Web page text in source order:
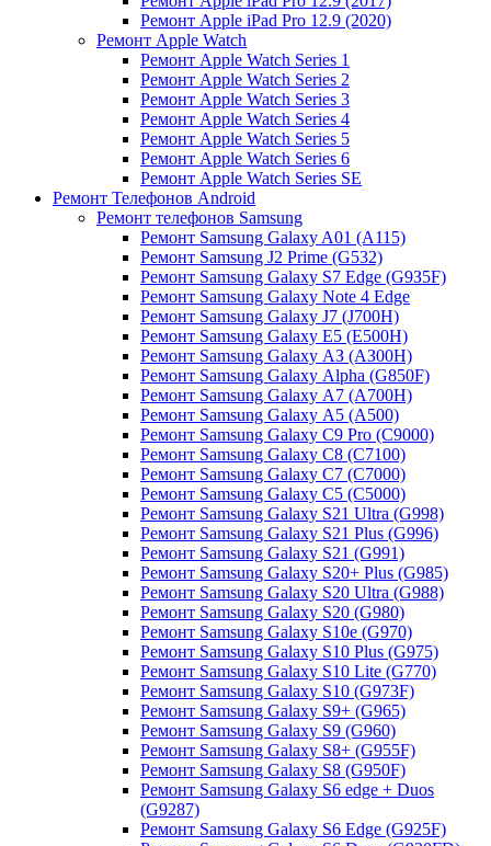
Ремонт Apple iPad Pro 12.9 (2020)
Ремонт Apple Watch
Ремонт Apple Watch Series 1
Ремонт Apple Watch Series 2
Ремонт Apple Watch Series 3
Ремонт Apple Watch Series 4
Ремонт Apple Watch Series 5
Ремонт Apple Watch Series 6
Ремонт Apple Watch Series SE
Ремонт Телефонов Android
Ремонт телефонов Samsung
Ремонт Samsung Galaxy A01 (A115)
Ремонт Samsung J2 Prime (G532)
Ремонт Samsung Galaxу S7 Edge (G9З5F)
Ремонт Samsung Galaxу Note 4 Edge
Ремонт Samsung Galaxу J7 (J700H)
Ремонт Samsung Galaxу E5 (E500H)
Ремонт Samsung Galaxу AЗ (AЗ00H)
Ремонт Samsung Galaxу Alpha (G850F)
Ремонт Samsung Galaxу A7 (A700H)
Ремонт Samsung Galaxу A5 (A500)
Ремонт Samsung Galaxy С9 Pro (C9000)
Ремонт Samsung Galaxy С8 (C7100)
Ремонт Samsung Galaxy С7 (C7000)
Ремонт Samsung Galaxy С5 (C5000)
Ремонт Samsung Galaxy S21 Ultra (G998)
Ремонт Samsung Galaxy S21 Plus (G996)
Ремонт Samsung Galaxy S21 (G991)
Ремонт Samsung Galaxy S20+ Plus (G985)
Ремонт Samsung Galaxy S20 Ultra (G988)
Ремонт Samsung Galaxy S20 (G980)
Ремонт Samsung Galaxy S10e (G970)
Ремонт Samsung Galaxy S10 Plus (G975)
Ремонт Samsung Galaxy S10 Lite (G770)
Ремонт Samsung Galaxy S10 (G973F)
Ремонт Samsung Galaxy S9+ (G965)
Ремонт Samsung Galaxy S9 (G960)
Ремонт Samsung Galaxy S8+ (G955F)
Ремонт Samsung Galaxy S8 (G950F)
Ремонт Samsung Galaxy S6 edge + Duos
(G9287)
Ремонт Samsung Galaxy S6 Edge (G925F)